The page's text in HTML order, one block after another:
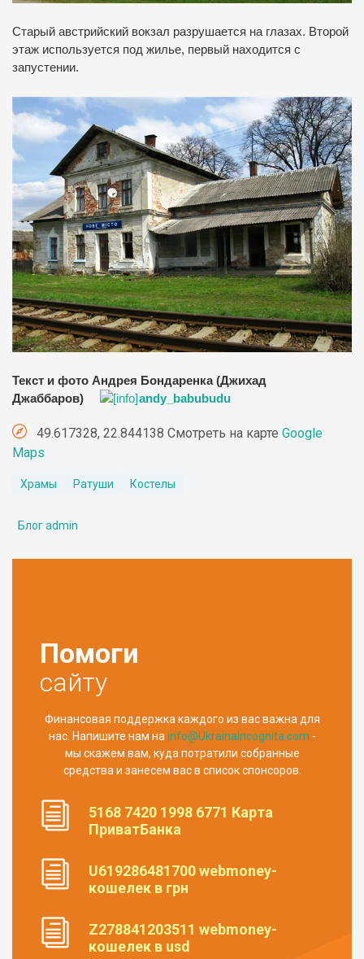
Старый австрийский вокзал разрушается на глазах. Второй
этаж используется под жилье, первый находится с
запустении.
Текст и фото Андрея Бондаренка (Джихад
Джаббаров)
andy_babubudu
49.617328, 22.844138 Смотреть на карте Google
Maps
Храмы Ратуши Костелы
Блог admin
Помоги
сайту
Финансовая поддержка каждого из вас важна для
нас. Напишите нам на info@UkrainaIncognita.com -
мы скажем вам, куда потратили собранные
средства и занесем вас в список спонсоров.
5168 7420 1998 6771 Карта
ПриватБанка
U619286481700 webmoney-
кошелек в грн
Z278841203511 webmoney-
кошелек в usd